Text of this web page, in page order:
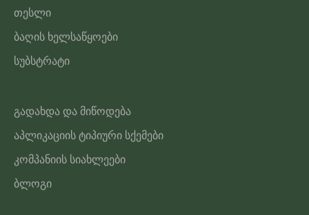
თესლი
ბაღის ხელსაწყოები
სუბსტრატი
გადახდა და მიწოდება
აპლიკაციის ტიპიური სქემები
კომპანიის სიახლეები
ბლოგი